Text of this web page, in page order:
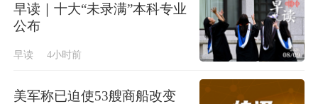
早读｜十大“未录满”本科专业
公布
早读 4小时前
美军称已迫使53艘商船改变